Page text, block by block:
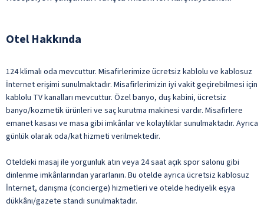
Otel Hakkında
124 klimalı oda mevcuttur. Misafirlerimize ücretsiz kablolu ve kablosuz
İnternet erişimi sunulmaktadır. Misafirlerimizin iyi vakit geçirebilmesi için
kablolu TV kanalları mevcuttur. Özel banyo, duş kabini, ücretsiz
banyo/kozmetik ürünleri ve saç kurutma makinesi vardır. Misafirlere
emanet kasası ve masa gibi imkânlar ve kolaylıklar sunulmaktadır. Ayrıca
günlük olarak oda/kat hizmeti verilmektedir.
Oteldeki masaj ile yorgunluk atın veya 24 saat açık spor salonu gibi
dinlenme imkânlarından yararlanın. Bu otelde ayrıca ücretsiz kablosuz
İnternet, danışma (concierge) hizmetleri ve otelde hediyelik eşya
dükkânı/gazete standı sunulmaktadır.